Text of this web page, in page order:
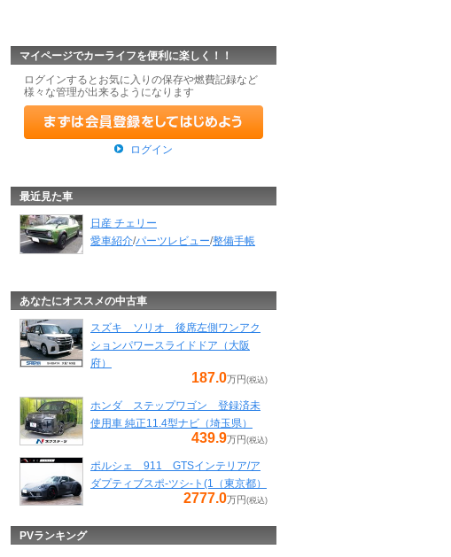
マイページでカーライフを便利に楽しく！！
ログインするとお気に入りの保存や燃費記録など
様々な管理が出来るようになります
ログイン
最近見た車
日産 チェリー
愛車紹介/パーツレビュー/整備手帳
あなたにオススメの中古車
スズキ ソリオ 後席左側ワンアク
ションパワースライドドア（大阪
府）
187.0万円 (税込)
ホンダ ステップワゴン 登録済未
使用車 純正11.4型ナビ（埼玉県）
439.9万円 (税込)
ポルシェ 911 GTSインテリア/ア
ダプティブスポ-ツシ-ト(1（東京都）
2777.0万円 (税込)
PVランキング